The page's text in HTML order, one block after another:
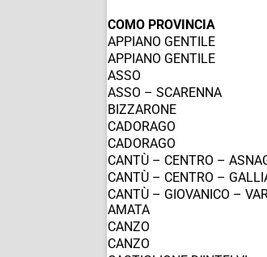
COMO PROVINCIA
APPIANO GENTILE
APPIANO GENTILE
ASSO
ASSO – SCARENNA
BIZZARONE
CADORAGO
CADORAGO
CANTÙ – CENTRO –
CANTÙ – CENTRO –
CANTÙ – GIOVANICO –
AMATA
CANZO
CANZO